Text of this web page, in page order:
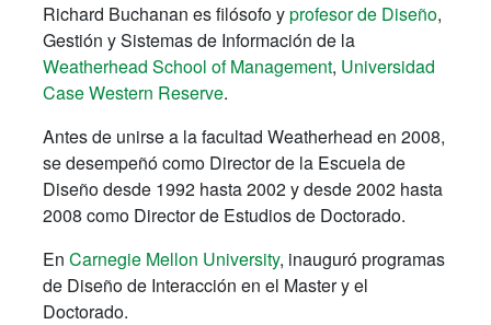
Richard Buchanan es filósofo yprofesor de Diseño,
Gestión y Sistemas de Información de la
Weatherhead School of Management, Universidad
Case Western Reserve.
Antes de unirse a la facultad Weatherhead en 2008,
se desempeñó como Director de la Escuela de
Diseño desde 1992 hasta 2002 y desde 2002 hasta
2008 como Director de Estudios de Doctorado.
En Carnegie Mellon University, inauguró programas
de Diseño de Interacción en el Master y el
Doctorado.